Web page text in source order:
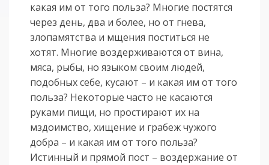
какая им от того польза? Многие постятся
через день, два и более, но от гнева,
злопамятства и мщения поститься не
хотят. Многие воздерживаются от вина,
мяса, рыбы, но языком своим людей,
подобных себе, кусают – и какая им от того
польза? Некоторые часто не касаются
руками пищи, но простирают их на
мздоимство, хищение и грабеж чужого
добра – и какая им от того польза?
Истинный и прямой пост – воздержание от